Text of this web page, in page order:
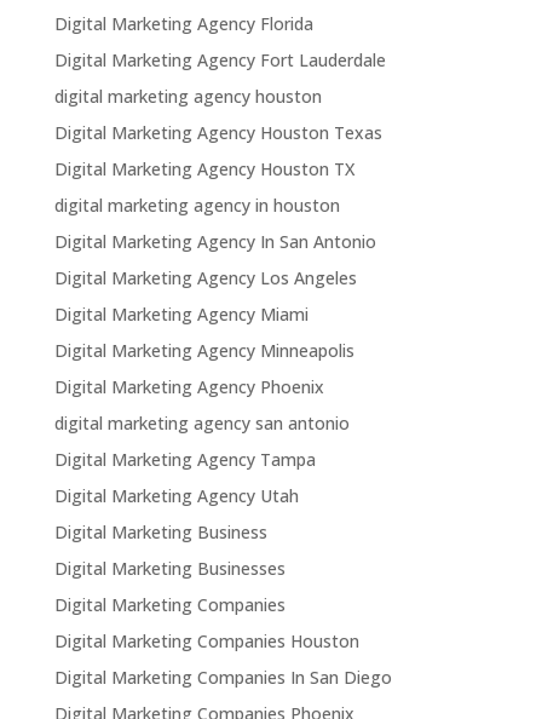
Digital Marketing Agency Florida
Digital Marketing Agency Fort Lauderdale
digital marketing agency houston
Digital Marketing Agency Houston Texas
Digital Marketing Agency Houston TX
digital marketing agency in houston
Digital Marketing Agency In San Antonio
Digital Marketing Agency Los Angeles
Digital Marketing Agency Miami
Digital Marketing Agency Minneapolis
Digital Marketing Agency Phoenix
digital marketing agency san antonio
Digital Marketing Agency Tampa
Digital Marketing Agency Utah
Digital Marketing Business
Digital Marketing Businesses
Digital Marketing Companies
Digital Marketing Companies Houston
Digital Marketing Companies In San Diego
Digital Marketing Companies Phoenix